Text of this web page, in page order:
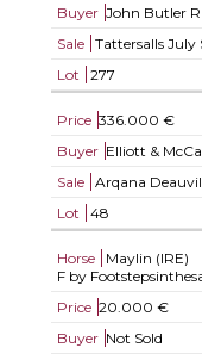
Buyer John Butler
Sale
Tattersalls July
Lot
277
Price 336.000 €
Buyer Elliott &
Sale
Arqana
Lot
48
Horse
Maylin (IRE)
F by
Price 20.000 €
Buyer Not Sold